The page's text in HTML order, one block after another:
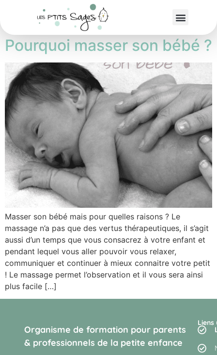
Étiquette : Sommeil
Pourquoi masser son bébé ?
Masser son bébé mais pour quelles raisons ? Le
massage n’a pas que des vertus thérapeutiques, il s’agit
aussi d’un temps que vous consacrez à votre enfant et
pendant lequel vous aller pouvoir vous relaxer,
communiquer et continuer à mieux connaitre votre petit
! Le massage permet l’observation et il vous sera ainsi
plus facile […]
Organisme de formation pour parents
& professionnels de la petite enfance
Liens